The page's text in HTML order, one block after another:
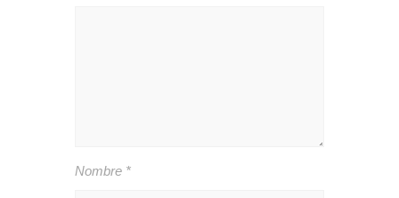
Nombre *